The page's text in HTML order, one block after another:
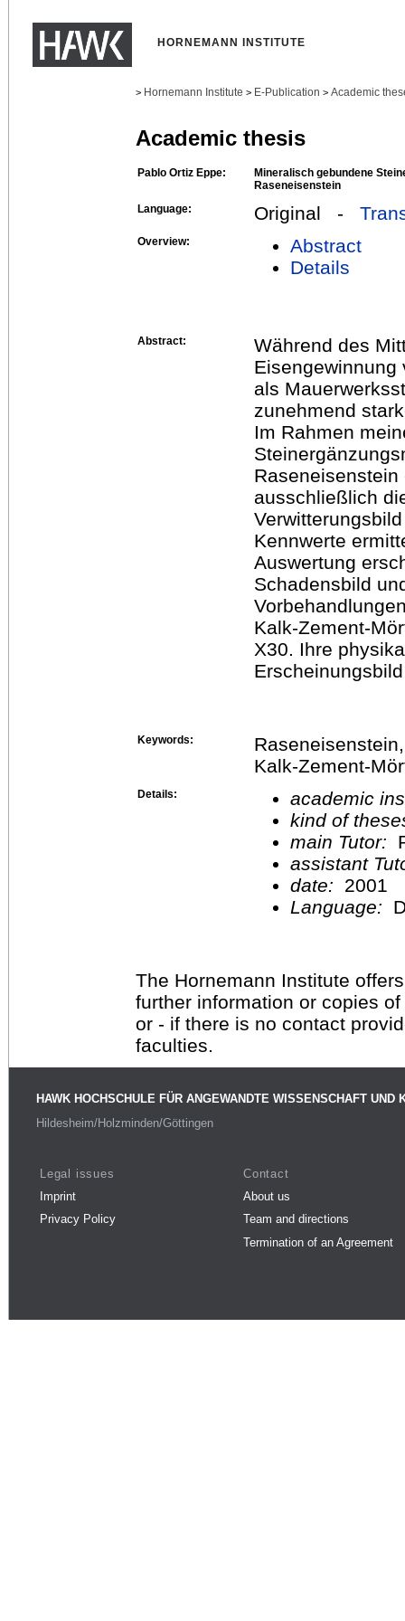
HORNEMANN INSTITUTE
> Hornemann Institute > E-Publication > Academic
Academic thesis
Pablo Ortiz Eppe:
Mineralisch gebundene
Raseneisenstein
Language:
Original -
Overview:
Abstract
Details
Abstract:
Während des
Eisengewinnung
als
zunehmend
Im Rahmen
ausschließlich
Kennwerte
Auswertung
Schadensbild
Kalk-Zement-
X30. Ihre
Keywords:
Kalk-Zement-
Details:
academic
kind of
main Tutor:
assistant
date:
2001
Language:
The Hornemann Institute
further information or copies
or - if there is no contact
faculties.
HAWK HOCHSCHULE FÜR ANGEWANDTE WISSENSCHAFT UND
Hildesheim/Holzminden/Göttingen
Legal issues
Imprint
Privacy Policy
Contact
About us
Team and directions
Termination of an Agreement